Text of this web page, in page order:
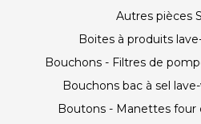
Autres pièces
Boites à produits
Bouchons - Filtres de
Bouchons bac à sel
Boutons - Manettes four